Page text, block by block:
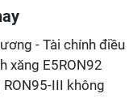
- Tài chính điều
xăng E5RON92
III không